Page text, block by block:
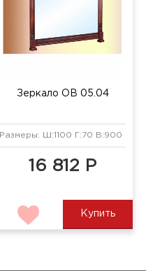
Зеркало ОВ 05.04
Размеры: Ш:1100 Г:70 В:900 мм
16 812 Р
Купить